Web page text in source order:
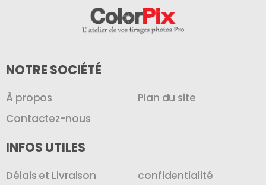
NOTRE SOCIÉTÉ
À propos
Contactez-nous
Plan du site
INFOS UTILES
Délais et Livraison
confidentialité